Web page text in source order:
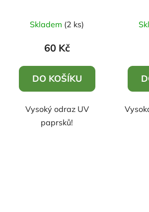
Skladem (2 ks)
60 Kč
DO KOŠÍKU
Vysoký odraz UV
paprsků!